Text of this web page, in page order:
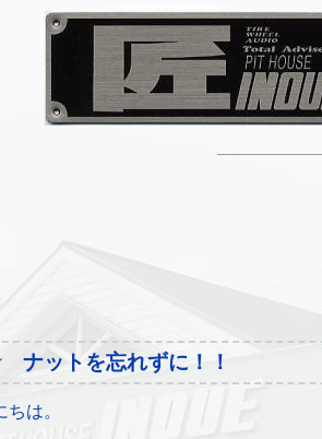
ットを忘れずに！！
は。